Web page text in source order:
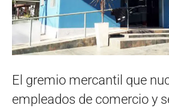
El gremio mercantil que
empleados de comercio y